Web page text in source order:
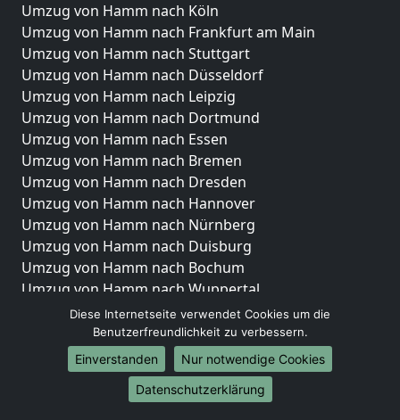
Umzug von Hamm nach Köln
Umzug von Hamm nach Frankfurt am Main
Umzug von Hamm nach Stuttgart
Umzug von Hamm nach Düsseldorf
Umzug von Hamm nach Leipzig
Umzug von Hamm nach Dortmund
Umzug von Hamm nach Essen
Umzug von Hamm nach Bremen
Umzug von Hamm nach Dresden
Umzug von Hamm nach Hannover
Umzug von Hamm nach Nürnberg
Umzug von Hamm nach Duisburg
Umzug von Hamm nach Bochum
Umzug von Hamm nach Wuppertal
Umzug von Hamm nach Bielefeld
Umzug von Hamm nach Bonn
Umzug von Hamm nach Münster
Internationale-Umzüge
Diese Internetseite verwendet Cookies um die
Benutzerfreundlichkeit zu verbessern.
Einverstanden
Nur notwendige Cookies
Datenschutzerklärung